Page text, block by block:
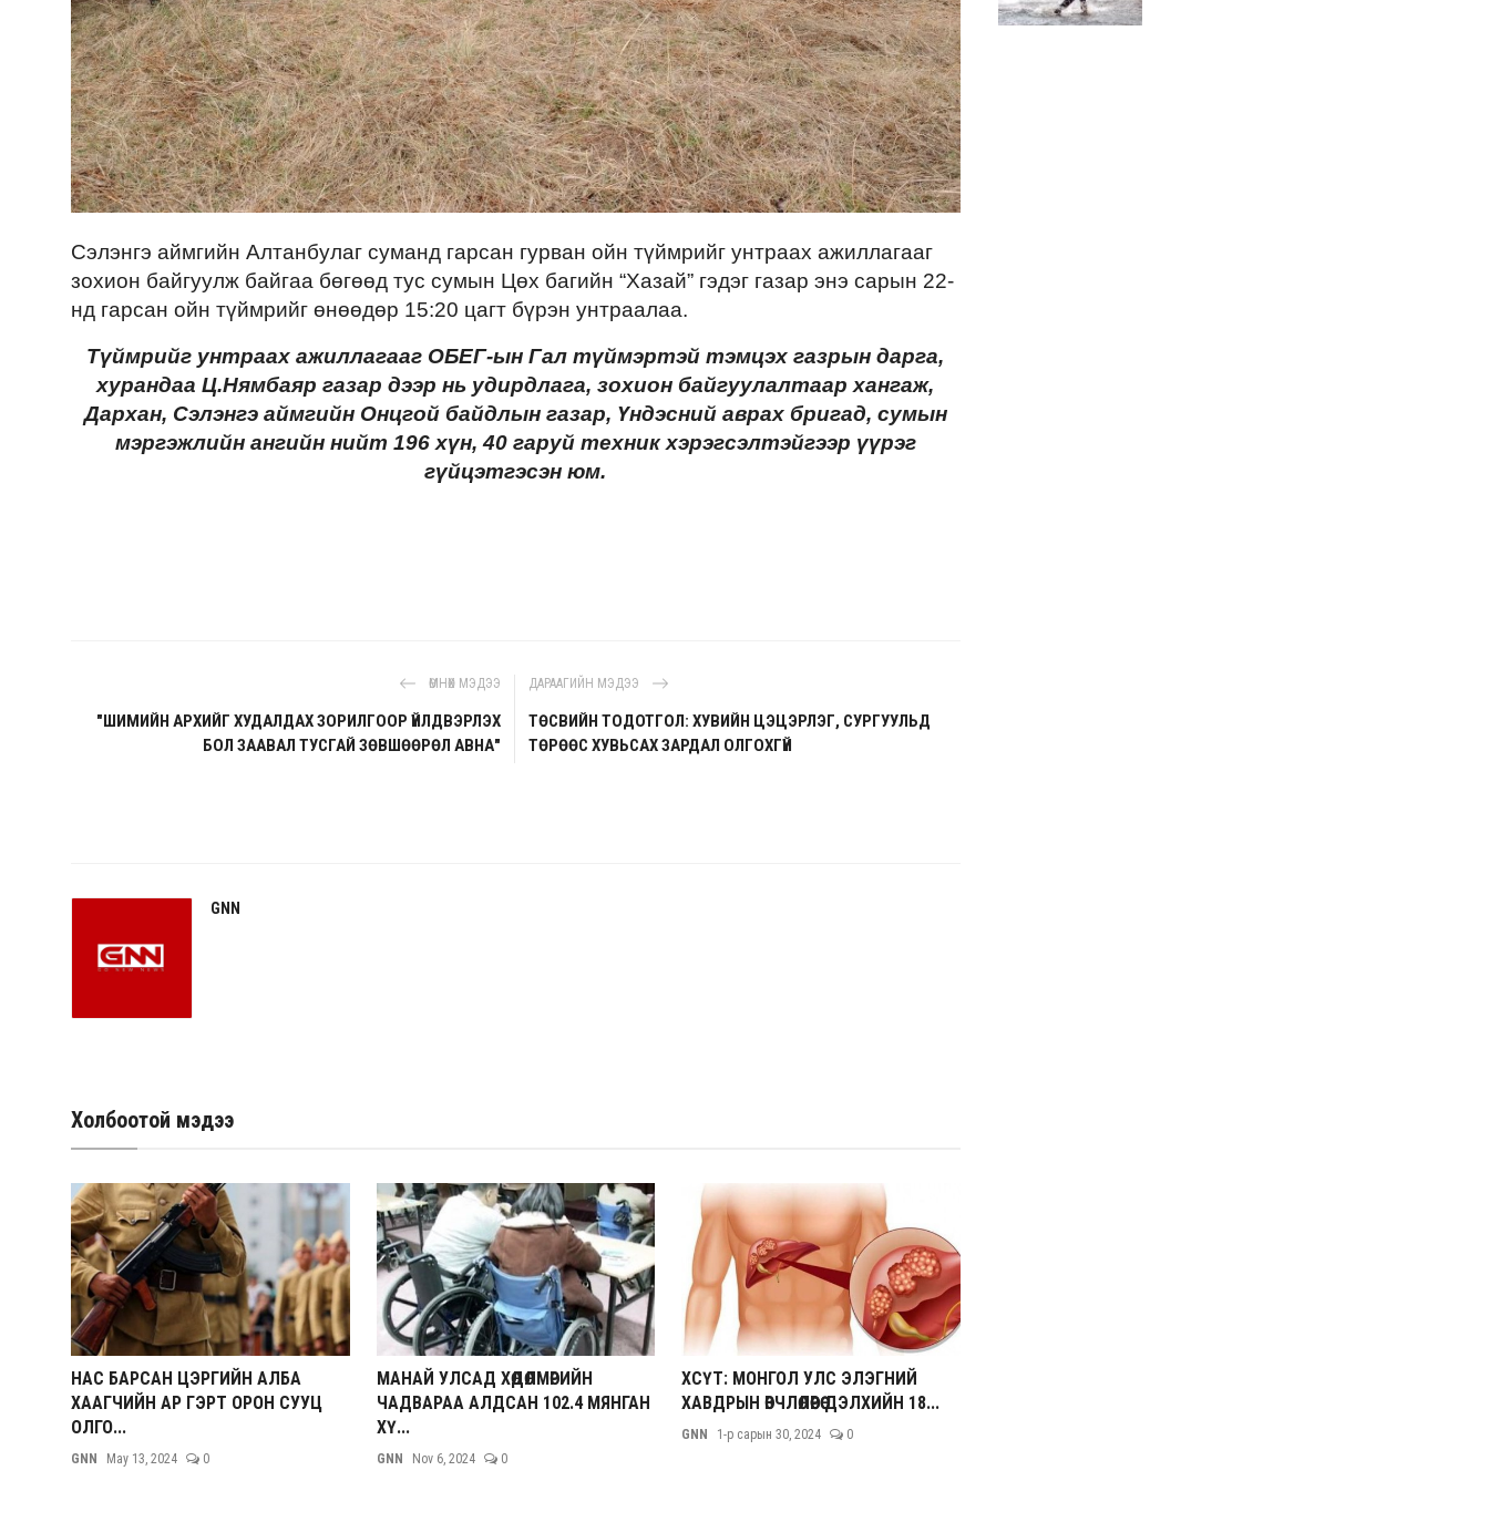
Сэлэнгэ аймгийн Алтанбулаг суманд гарсан гурван ойн түймрийг унтраах ажиллагааг
зохион байгуулж байгаа бөгөөд тус сумын Цөх багийн “Хазай” гэдэг газар энэ сарын 22-
нд гарсан ойн түймрийг өнөөдөр 15:20 цагт бүрэн унтраалаа.
Түймрийг унтраах ажиллагааг ОБЕГ-ын Гал түймэртэй тэмцэх газрын дарга,
хурандаа Ц.Нямбаяр газар дээр нь удирдлага, зохион байгуулалтаар хангаж,
Дархан, Сэлэнгэ аймгийн Онцгой байдлын газар, Үндэсний аврах бригад, сумын
мэргэжлийн ангийн нийт 196 хүн, 40 гаруй техник хэрэгсэлтэйгээр үүрэг
гүйцэтгэсэн юм.
ӨМНӨХ МЭДЭЭ
"ШИМИЙН АРХИЙГ ХУДАЛДАХ ЗОРИЛГООР ҮЙЛДВЭРЛЭХ
БОЛ ЗААВАЛ ТУСГАЙ ЗӨВШӨӨРӨЛ АВНА"
ДАРААГИЙН МЭДЭЭ
ТӨСВИЙН ТОДОТГОЛ: ХУВИЙН ЦЭЦЭРЛЭГ, СУРГУУЛЬД
ТӨРӨӨС ХУВЬСАХ ЗАРДАЛ ОЛГОХГҮЙ
GNN
Холбоотой мэдээ
НАС БАРСАН ЦЭРГИЙН АЛБА
ХААГЧИЙН АР ГЭРТ ОРОН СУУЦ
ОЛГО...
GNN May 13, 2024 0
МАНАЙ УЛСАД ХӨДӨЛМӨРИЙН
ЧАДВАРАА АЛДСАН 102.4 МЯНГАН
ХҮ...
GNN Nov 6, 2024 0
ХСҮТ: МОНГОЛ УЛС ЭЛЭГНИЙ
ХАВДРЫН ӨВЧЛӨЛӨӨРӨӨ ДЭЛХИЙН 18...
GNN 1-р сарын 30, 2024 0